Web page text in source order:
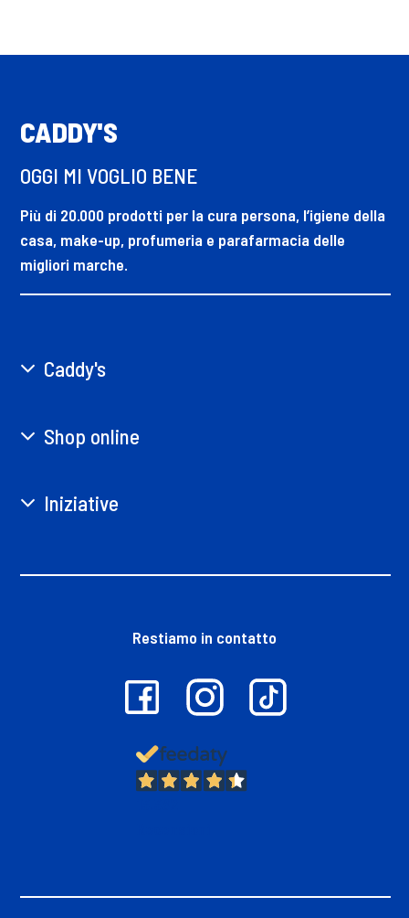
CADDY'S
OGGI MI VOGLIO BENE
Più di 20.000 prodotti per la cura persona, l’igiene della
casa, make-up, profumeria e parafarmacia delle
migliori marche.
Caddy's
Shop online
Iniziative
Restiamo in contatto